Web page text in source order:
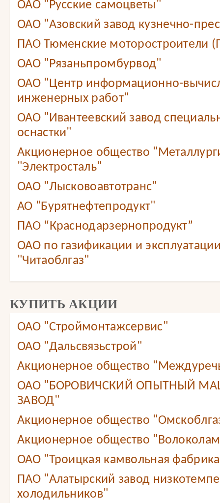
ОАО "Русские самоцветы"
ОАО "Азовский завод кузнечно-
ПАО Тюменские моторостроители
ОАО "Рязаньпромбурвод"
ОАО "Центр информационно-
инженерных работ"
ОАО "Ивантеевский завод
оснастки"
Акционерное общество
"Электросталь"
ОАО "Лысковоавтотранс"
АО "Бурятнефтепродукт"
ПАО “Краснодарзернопродукт”
ОАО по газификации и эксплуатации
"Читаоблгаз"
КУПИТЬ АКЦИИ
ОАО "Строймонтажсервис"
ОАО "Дальсвязьстрой"
Акционерное общество
ОАО "БОРОВИЧСКИЙ ОПЫТНЫЙ
ЗАВОД"
Акционерное общество
Акционерное общество
ОАО "Троицкая камвольная
ПАО "Алатырский завод
холодильников"